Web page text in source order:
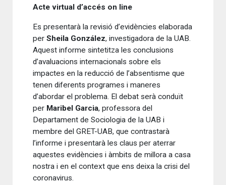
Acte virtual d’accés on line
Es presentarà la revisió d’evidències elaborada
per Sheila González, investigadora de la UAB.
Aquest informe sintetitza les conclusions
d’avaluacions internacionals sobre els
impactes en la reducció de l’absentisme que
tenen diferents programes i maneres
d’abordar el problema. El debat serà conduït
per Maribel Garcia, professora del
Departament de Sociologia de la UAB i
membre del GRET-UAB, que contrastarà
l’informe i presentarà les claus per aterrar
aquestes evidències i àmbits de millora a casa
nostra i en el context que ens deixa la crisi del
coronavirus.